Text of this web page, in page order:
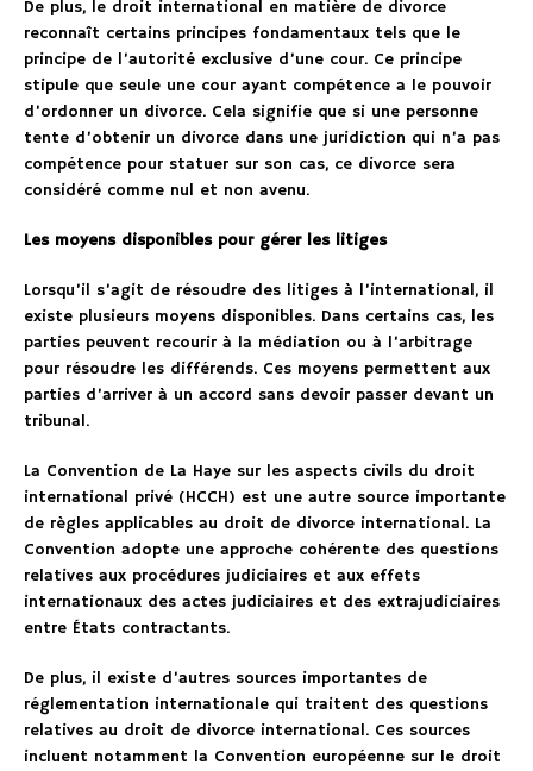
De plus, le droit international en matière de divorce
reconnaît certains principes fondamentaux tels que le
principe de l’autorité exclusive d’une cour. Ce principe
stipule que seule une cour ayant compétence a le pouvoir
d’ordonner un divorce. Cela signifie que si une personne
tente d’obtenir un divorce dans une juridiction qui n’a pas
compétence pour statuer sur son cas, ce divorce sera
considéré comme nul et non avenu.
Les moyens disponibles pour gérer les litiges
Lorsqu’il s’agit de résoudre des litiges à l’international, il
existe plusieurs moyens disponibles. Dans certains cas, les
parties peuvent recourir à la médiation ou à l’arbitrage
pour résoudre les différends. Ces moyens permettent aux
parties d’arriver à un accord sans devoir passer devant un
tribunal.
La Convention de La Haye sur les aspects civils du droit
international privé (HCCH) est une autre source importante
de règles applicables au droit de divorce international. La
Convention adopte une approche cohérente des questions
relatives aux procédures judiciaires et aux effets
internationaux des actes judiciaires et des extrajudiciaires
entre États contractants.
De plus, il existe d’autres sources importantes de
réglementation internationale qui traitent des questions
relatives au droit de divorce international. Ces sources
incluent notamment la Convention européenne sur le droit